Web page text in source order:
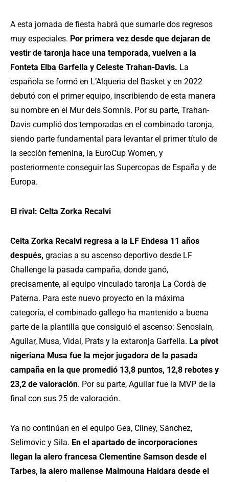
A esta jornada de fiesta habrá que sumarle dos regresos
muy especiales. Por primera vez desde que dejaran de
vestir de taronja hace una temporada, vuelven a la
Fonteta Elba Garfella y Celeste Trahan-Davis. La
española se formó en L’Alqueria del Basket y en 2022
debutó con el primer equipo, inscribiendo de esta manera
su nombre en el Mur dels Somnis. Por su parte, Trahan-
Davis cumplió dos temporadas en el combinado taronja,
siendo parte fundamental para levantar el primer título de
la sección femenina, la EuroCup Women, y
posteriormente conseguir las Supercopas de España y de
Europa.
El rival: Celta Zorka Recalvi
Celta Zorka Recalvi regresa a la LF Endesa 11 años
después, gracias a su ascenso deportivo desde LF
Challenge la pasada campaña, donde ganó,
precisamente, al equipo vinculado taronja La Cordà de
Paterna. Para este nuevo proyecto en la máxima
categoría, el combinado gallego ha mantenido a buena
parte de la plantilla que consiguió el ascenso: Senosiain,
Aguilar, Musa, Vidal, Prats y la extaronja Garfella. La pívot
nigeriana Musa fue la mejor jugadora de la pasada
campaña en la que promedió 13,8 puntos, 12,8 rebotes y
23,2 de valoración. Por su parte, Aguilar fue la MVP de la
final con sus 25 de valoración.
Ya no continúan en el equipo Gea, Cliney, Sánchez,
Selimovic y Sila. En el apartado de incorporaciones
llegan la alero francesa Clementine Samson desde el
Tarbes, la alero maliense Maimouna Haidara desde el